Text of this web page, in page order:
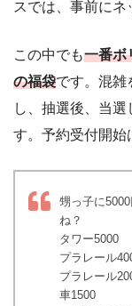
スでは、事前にネ
この中でも一番ボ
の福袋です。混雑
し、抽選後、当
す。予約受付開始
甥っ子に
ね？
タワー5000
プラレール
プラレール
車1500